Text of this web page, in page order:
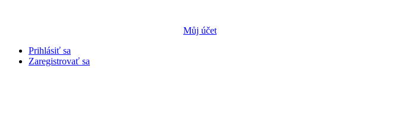
Můj účet
Prihlásiť sa
Zaregistrovať sa